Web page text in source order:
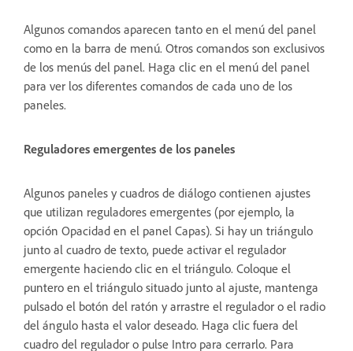
Algunos comandos aparecen tanto en el menú del panel
como en la barra de menú. Otros comandos son exclusivos
de los menús del panel. Haga clic en el menú del panel
para ver los diferentes comandos de cada uno de los
paneles.
Reguladores emergentes de los paneles
Algunos paneles y cuadros de diálogo contienen ajustes
que utilizan reguladores emergentes (por ejemplo, la
opción Opacidad en el panel Capas). Si hay un triángulo
junto al cuadro de texto, puede activar el regulador
emergente haciendo clic en el triángulo. Coloque el
puntero en el triángulo situado junto al ajuste, mantenga
pulsado el botón del ratón y arrastre el regulador o el radio
del ángulo hasta el valor deseado. Haga clic fuera del
cuadro del regulador o pulse Intro para cerrarlo. Para